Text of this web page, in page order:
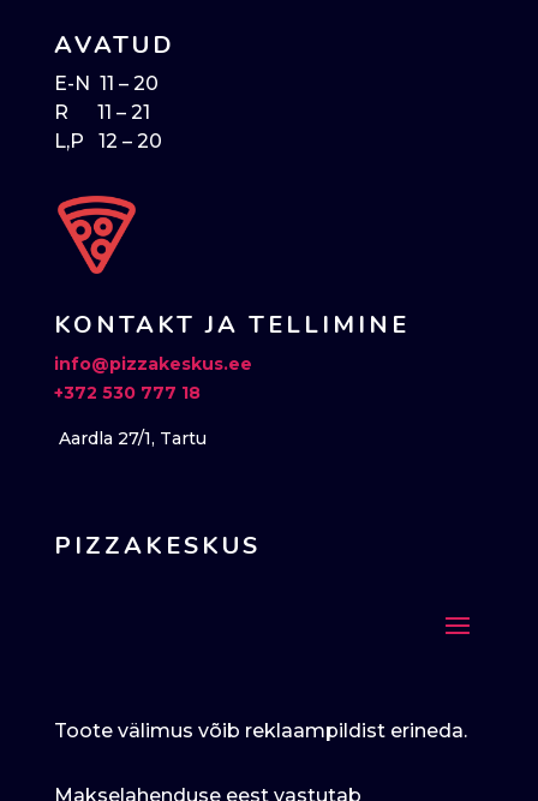
AVATUD
E-N 11 – 20
R 11 – 21
L,P 12 – 20
KONTAKT JA TELLIMINE
info@pizzakeskus.ee
+372 530 777 18
Aardla 27/1, Tartu
PIZZAKESKUS
Toote välimus võib reklaampildist erineda.
Makselahenduse eest vastutab